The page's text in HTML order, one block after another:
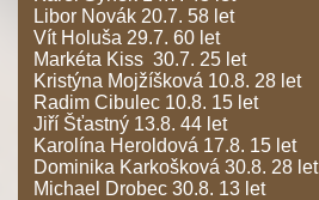
Libor Novák 20.7. 58 let
Vít Holuša 29.7. 60 let
Markéta Kiss 30.7. 25 let
Kristýna Mojžíšková 10.8. 28 let
Radim Cibulec 10.8. 15 let
Jiří Šťastný 13.8. 44 let
Karolína Heroldová 17.8. 15 let
Dominika Karkošková 30.8. 28 let
Michael Drobec 30.8. 13 let